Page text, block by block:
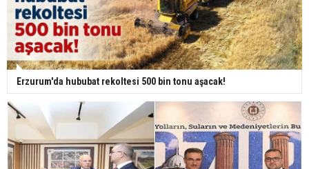
Erzurum'da hububat rekoltesi 500 bin tonu aşacak!